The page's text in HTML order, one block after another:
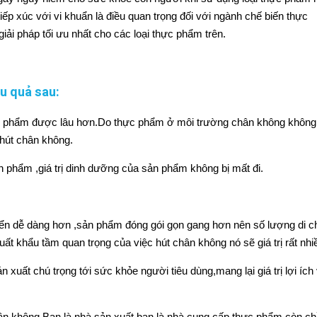
xúc với vi khuẩn là điều quan trọng đối với ngành chế biến thực
pháp tối ưu nhất cho các loại thực phẩm trên.
quả sau:
được lâu hơn.Do thực phẩm ở môi trường chân không
chân không.
,giá trị dinh dưỡng của sản phẩm không bị mất đi.
dễ dàng hơn ,sản phẩm đóng gói gọn gang hơn nên số lượng di
khẩu tầm quan trọng của việc hút chân không nó sẽ giá trị rất
xuất chú trọng tới sức khỏe người tiêu dùng,mang lại giá trị lợi